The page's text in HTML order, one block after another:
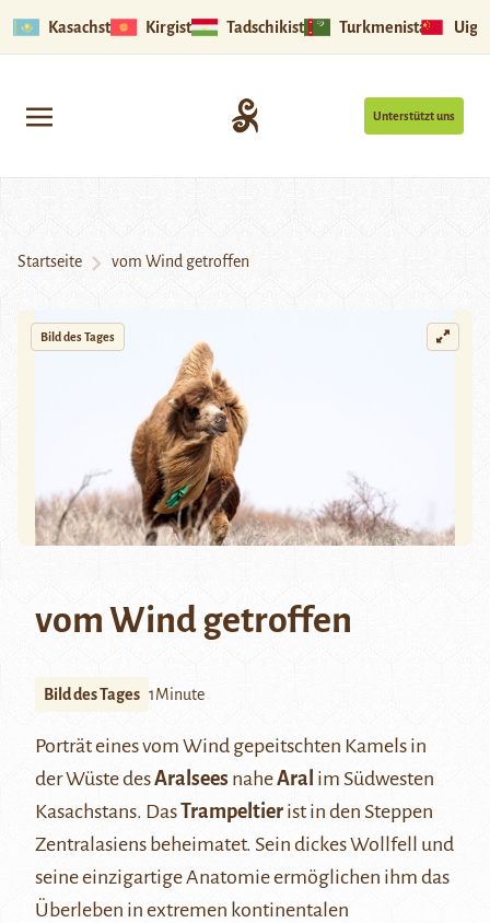
Kasachstan Kirgistan Tadschikistan Turkmenistan
Unterstützt uns
Startseite vom Wind getroffen
Bild des Tages
vom Wind getroffen
Bild des Tages 1Minute
Porträt eines vom Wind gepeitschten Kamels in
der Wüste desAralsees naheAral im Südwesten
Kasachstans. DasTrampeltier ist in den Steppen
Zentralasiens beheimatet. Sein dickes Wollfell und
seine einzigartige Anatomie ermöglichen ihm das
Überleben in extremen kontinentalen